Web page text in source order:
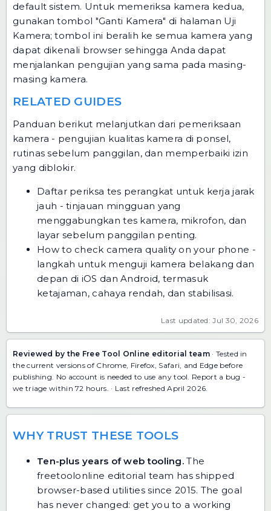
default sistem. Untuk memeriksa kamera kedua,
gunakan tombol "Ganti Kamera" di halaman Uji
Kamera; tombol ini beralih ke semua kamera yang
dapat dikenali browser sehingga Anda dapat
menjalankan pengujian yang sama pada masing-
masing kamera.
RELATED GUIDES
Panduan berikut melanjutkan dari pemeriksaan
kamera - pengujian kualitas kamera di ponsel,
rutinas sebelum panggilan, dan memperbaiki izin
yang diblokir.
Daftar periksa tes perangkat untuk kerja jarak
jauh - tinjauan mingguan yang
menggabungkan tes kamera, mikrofon, dan
layar sebelum panggilan penting.
How to check camera quality on your phone -
langkah untuk menguji kamera belakang dan
depan di iOS dan Android, termasuk
ketajaman, cahaya rendah, dan stabilisasi.
Last updated: Jul 30, 2026
Reviewed by the Free Tool Online editorial team · Tested in
the current versions of Chrome, Firefox, Safari, and Edge before
publishing. No account is needed to use any tool. Report a bug -
we triage within 72 hours. · Last refreshed April 2026.
WHY TRUST THESE TOOLS
Ten-plus years of web tooling. The
freetoolonline editorial team has shipped
browser-based utilities since 2015. The goal
has never changed: get you to a working